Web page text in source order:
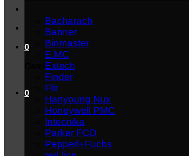
0
Carrito
0
Bacharach
Banner
Binmaster
E.MC
Extech
Finder
Flir
Hanyoung Nux
Honeywell PMC
Intecnika
Parker FCD
Pepperl+Fuchs